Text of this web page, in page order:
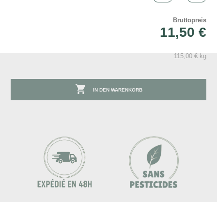
Bruttopreis
11,50 €
115,00 € kg
 IN DEN WARENKORB